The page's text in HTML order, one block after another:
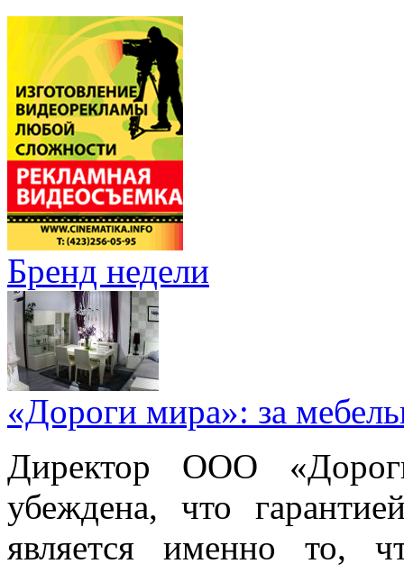
Бренд недели
«Дороги мира»: за
Директор ООО
убеждена, что
является именно то,